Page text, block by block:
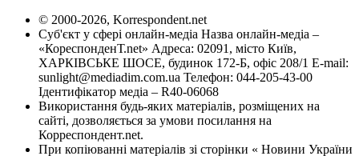
© 2000-2026, Korrespondent.net
Суб'єкт у сфері онлайн-медіа Назва онлайн-медіа –
«КореспонденТ.net» Адреса: 02091, місто Київ,
ХАРКІВСЬКЕ ШОСЕ, будинок 172-Б, офіс 208/1 E-mail:
sunlight@mediadim.com.ua Телефон: 044-205-43-00
Ідентифікатор медіа – R40-06068
Використання будь-яких матеріалів, розміщених на
сайті, дозволяється за умови посилання на
Корреспондент.net.
При копіюванні матеріалів зі сторінки « Новини України